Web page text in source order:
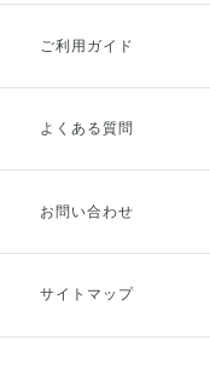
ご利用ガイド
ご利用ガイドトップ
お支払方法
キャンセル・返品・交換
よくある質問
お問い合わせ
サイトマップ